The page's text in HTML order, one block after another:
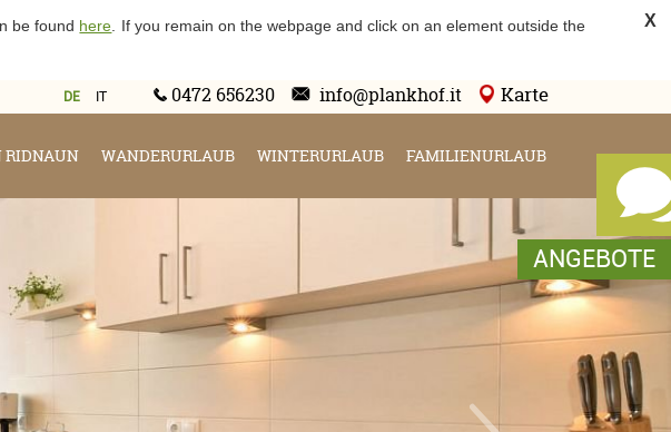
X
be found here
If you remain on the webpage and click on an element outside the
0472 656230 info@plankhof.it Karte
DE IT
RIDNAUN WANDERURLAUB WINTERURLAUB FAMILIENURLAUB
ANGEBOTE
ANGEBOTE